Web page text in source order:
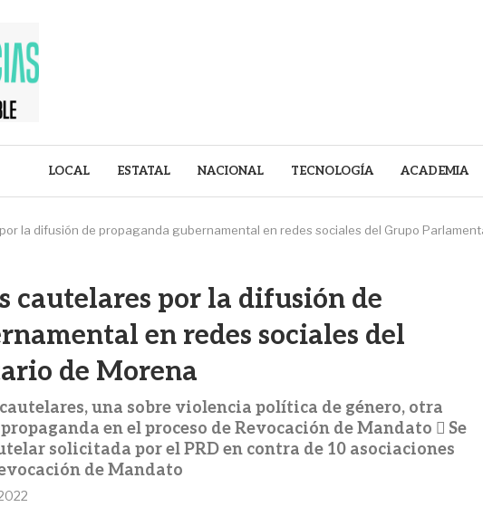
LOCAL ESTATAL NACIONAL TECNOLOGÍA ACADEMIA
la difusión de propaganda gubernamental en redes sociales del Grupo
cautelares por la difusión de
en redes sociales del
de Morena
una sobre violencia política de género, otra
en el proceso de Revocación de Mandato  Se
solicitada por el PRD en contra de 10 asociaciones
de Mandato